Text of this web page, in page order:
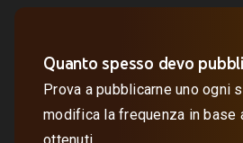
Quanto spesso devo
Prova a pubblicarne uno ogni
modifica la frequenza in base
ottenuti.